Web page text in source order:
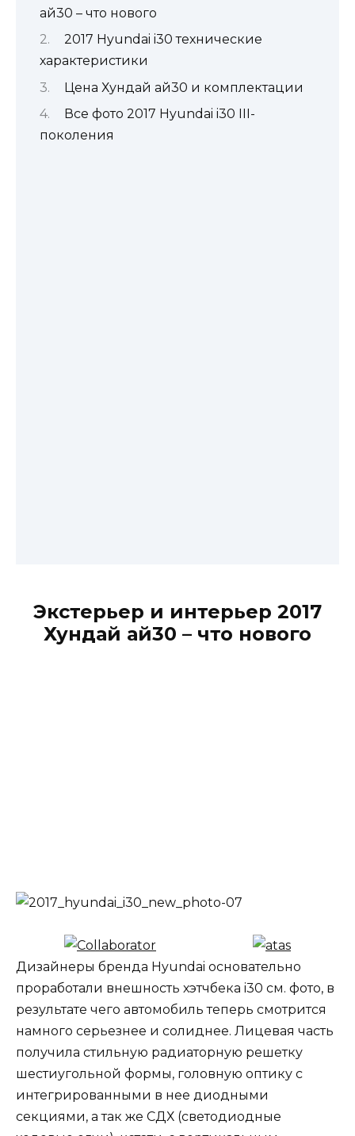
ай30 – что нового
2017 Hyundai i30 технические
характеристики
Цена Хундай ай30 и комплектации
Все фото 2017 Hyundai i30 III-
поколения
Экстерьер и интерьер 2017
Хундай ай30 – что нового
Дизайнеры бренда Hyundai основательно
проработали внешность хэтчбека i30 см. фото, в
результате чего автомобиль теперь смотрится
намного серьезнее и солиднее. Лицевая часть
получила стильную радиаторную решетку
шестиугольной формы, головную оптику с
интегрированными в нее диодными
секциями, а так же СДХ (светодиодные